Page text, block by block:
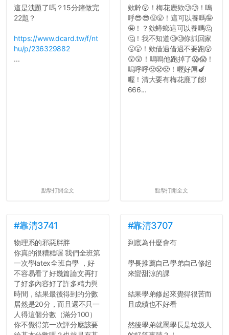
這是洩題了嗎？15分鐘做完
22題？
https://www.dcard.tw/f/nt
hu/p/236329882
...
點擊打開全文
欸幹😲！梅花鹿欸🧐🧐！嗚
呼😎😎😤😤！這可以養嗎🤪
🤪！？欸蟑螂這可以養嗎🤔
🤔！我不知道🧐🧐你抓回家
😤😤！欸借過借過不要跑😲
😲😲！嗚嗚他跑掉了😱😱！
嗚呼呼😤😤😤！喔好屌🍆
喔！清大要有梅花鹿了餒!
666...
點擊打開全文
#靠清3741
物理系的邪惡胖胖
你真的很糟糕喔 我們全班第
一次學latex全班自學 ，好
不容易看了好幾篇論文再打
了好多內容好了許多精力與
時間，結果最後得到的分數
居然是20分，而且還不只一
人得這個分數（滿分100）
你不覺得第一次評分應該要
#靠清3707
到底為什麼會有
學長推薦自己學弟自己修起
來蠻甜涼的課
結果學弟修起來覺得很苦而
且成績也不好看
然後學弟就罵學長是垃圾人